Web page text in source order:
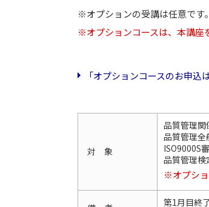
※オプションの受講は任意です。
※オプションコースは、本講座
「オプションコースのお申込
対 象
品質管理関
品質管理全
ISO9000S
品質管理検
※オプショ
第1月目終